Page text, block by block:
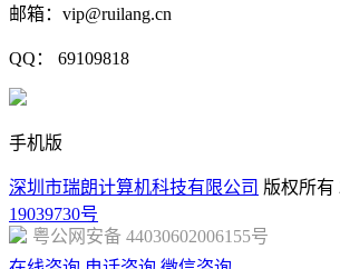
邮箱：vip@ruilang.cn
QQ： 69109818
手机版
深圳市瑞朗计算机科技有限公司 版权所有
19039730号
粤公网安备 44030602006155号